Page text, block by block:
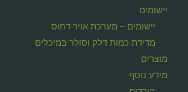
יישומים
יישומים – מערכת אויר דחוס
מדידת כמות דלק וסולר במיכלים
מוצרים
מידע נוסף